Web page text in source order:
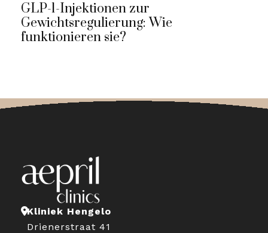
GLP-1-Injektionen zur
Gewichtsregulierung: Wie
funktionieren sie?
Kliniek Hengelo
Drienerstraat 41